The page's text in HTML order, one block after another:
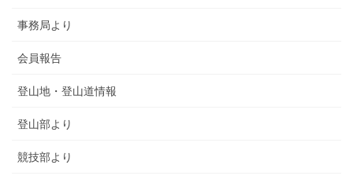
事務局より
会員報告
登山地・登山道情報
登山部より
競技部より